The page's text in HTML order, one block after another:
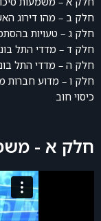
חלק ב – מהו דירוג
חלק ג – טעויות
חלק ד – מדדי התל
חלק ה – מדדי התל
חלק ו – מדוע חברות
כיסוי חוב
חלק א -